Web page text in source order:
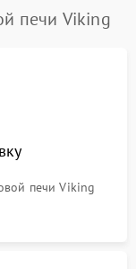
печи Viking
печи Viking